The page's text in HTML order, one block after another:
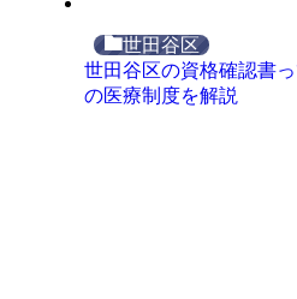
世田谷区
世田谷区の資格確認書
の医療制度を解説